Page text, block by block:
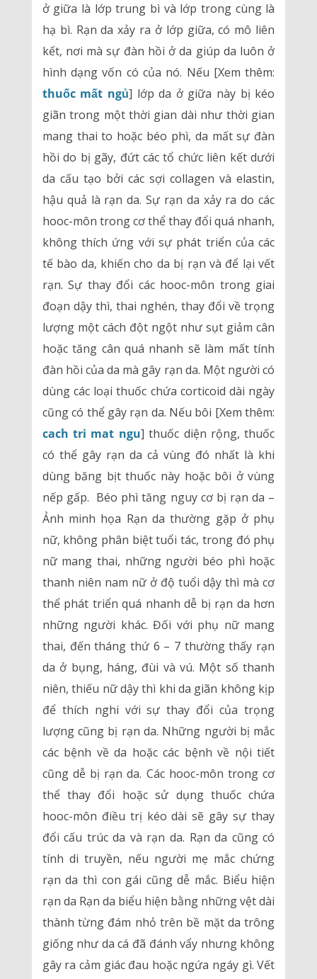
ở giữa là lớp trung bì và lớp trong cùng là
hạ bì. Rạn da xảy ra ở lớp giữa, có mô liên
kết, nơi mà sự đàn hồi ở da giúp da luôn ở
hình dạng vốn có của nó. Nếu [Xem thêm:
thuốc mất ngủ] lớp da ở giữa này bị kéo
giãn trong một thời gian dài như thời gian
mang thai to hoặc béo phì, da mất sự đàn
hồi do bị gãy, đứt các tổ chức liên kết dưới
da cấu tạo bởi các sợi collagen và elastin,
hậu quả là rạn da. Sự rạn da xảy ra do các
hooc-môn trong cơ thể thay đổi quá nhanh,
không thích ứng với sự phát triển của các
tế bào da, khiến cho da bị rạn và để lại vết
rạn. Sự thay đổi các hooc-môn trong giai
đoạn dậy thì, thai nghén, thay đổi về trọng
lượng một cách đột ngột như sụt giảm cân
hoặc tăng cân quá nhanh sẽ làm mất tính
đàn hồi của da mà gây rạn da. Một người có
dùng các loại thuốc chứa corticoid dài ngày
cũng có thể gây rạn da. Nếu bôi [Xem thêm:
cach tri mat ngu] thuốc diện rộng, thuốc
có thể gây rạn da cả vùng đó nhất là khi
dùng băng bịt thuốc này hoặc bôi ở vùng
nếp gấp. Béo phì tăng nguy cơ bị rạn da –
Ảnh minh họa Rạn da thường gặp ở phụ
nữ, không phân biệt tuổi tác, trong đó phụ
nữ mang thai, những người béo phì hoặc
thanh niên nam nữ ở độ tuổi dậy thì mà cơ
thể phát triển quá nhanh dễ bị rạn da hơn
những người khác. Đối với phụ nữ mang
thai, đến tháng thứ 6 – 7 thường thấy rạn
da ở bụng, háng, đùi và vú. Một số thanh
niên, thiếu nữ dậy thì khi da giãn không kịp
để thích nghi với sự thay đổi của trọng
lượng cũng bị rạn da. Những người bị mắc
các bệnh về da hoặc các bệnh về nội tiết
cũng dễ bị rạn da. Các hooc-môn trong cơ
thể thay đổi hoặc sử dụng thuốc chứa
hooc-môn điều trị kéo dài sẽ gây sự thay
đổi cấu trúc da và rạn da. Rạn da cũng có
tính di truyền, nếu người mẹ mắc chứng
rạn da thì con gái cũng dễ mắc. Biểu hiện
rạn da Rạn da biểu hiện bằng những vệt dài
thành từng đám nhỏ trên bề mặt da trông
giống như da cá đã đánh vẩy nhưng không
gây ra cảm giác đau hoặc ngứa ngáy gì. Vết